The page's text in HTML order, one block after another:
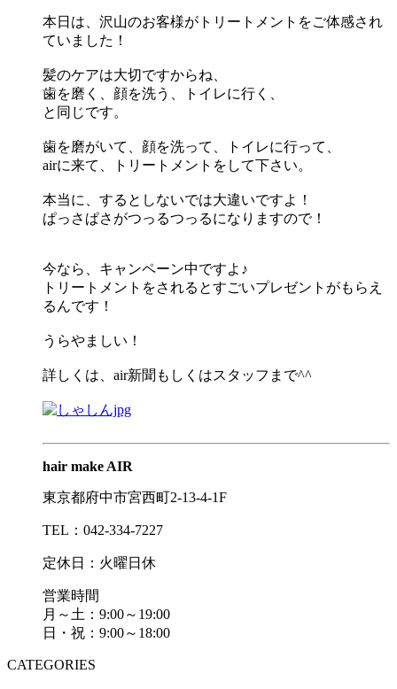
本日は、沢山のお客様がトリートメントをご体感され
ていました！
髪のケアは大切ですからね、
歯を磨く、顔を洗う、トイレに行く、
と同じです。
歯を磨がいて、顔を洗って、トイレに行って、
airに来て、トリートメントをして下さい。
本当に、するとしないでは大違いですよ！
ぱっさぱさがつっるつっるになりますので！
今なら、キャンペーン中ですよ♪
トリートメントをされるとすごいプレゼントがもらえ
るんです！
うらやましい！
詳しくは、air新聞もしくはスタッフまで^^
hair make AIR
東京都府中市宮西町2-13-4-1F
TEL：042-334-7227
定休日：火曜日休
営業時間
月～土：9:00～19:00
日・祝：9:00～18:00
CATEGORIES